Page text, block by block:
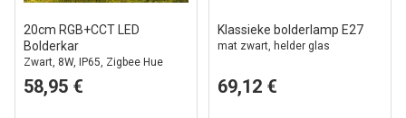
20cm RGB+CCT LED
Bolderkar
Zwart, 8W, IP65, Zigbee Hue
compatibel
58,95 €
Klassieke bolderlamp E27
mat zwart, helder glas
69,12 €